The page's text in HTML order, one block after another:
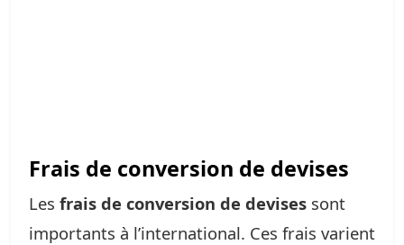
Frais de conversion de devises
Les frais de conversion de devises sont
importants à l’international. Ces frais varient